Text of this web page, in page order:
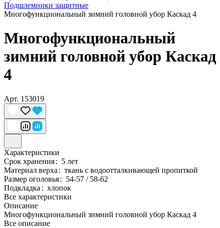
Подшлемники защитные
Многофункциональный зимний головной убор Каскад 4
Многофункциональный
зимний головной убор Каскад
4
Арт. 153019
Характеристики
Срок хранения: 5 лет
Материал верха: ткань с водоотталкивающей пропиткой
Размер оголовья: 54-57 / 58-62
Подкладка: хлопок
Все характеристики
Описание
Многофункциональный зимний головной убор Каскад 4
Все описание